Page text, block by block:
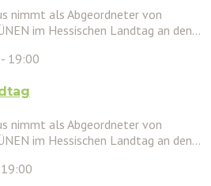
nimmt als Abgeordneter von
im Hessischen Landtag an den...
- 19:00
nimmt als Abgeordneter von
im Hessischen Landtag an den...
19:00